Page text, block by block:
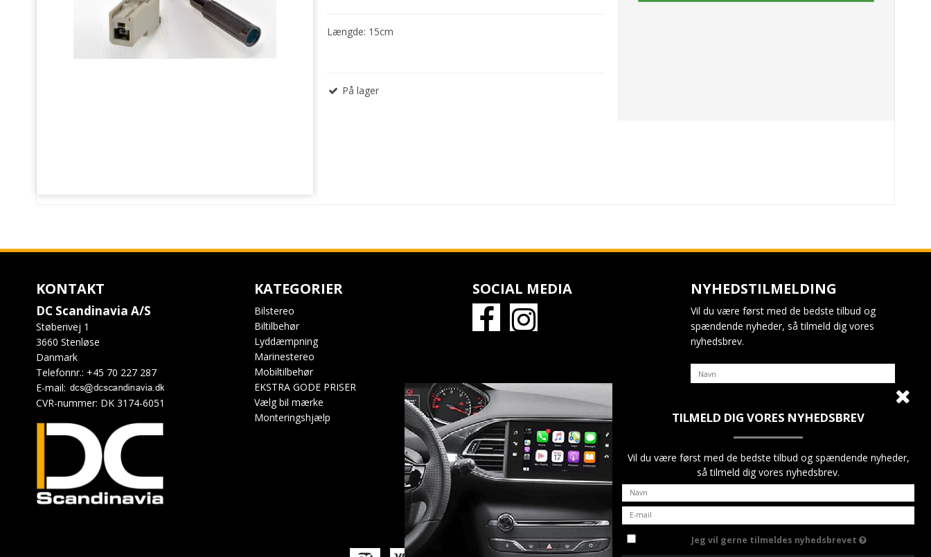
Længde: 15cm
På lager
KONTAKT
DC Scandinavia A/S
Støberivej 1
3660 Stenløse
Danmark
Telefonnr.: +45 70 227 287
E-mail:
CVR-nummer: DK 3174-6051
KATEGORIER
Bilstereo
Biltilbehør
Lyddæmpning
Marinestereo
Mobiltilbehør
EKSTRA GODE PRISER
Vælg bil mærke
Monteringshjælp
SOCIAL MEDIA NYHEDSTILMELDING
Vil du være først med de bedste tilbud og
spændende nyheder, så tilmeld dig vores
nyhedsbrev.
Jeg vil gerne tilmeldes nyhedsbrevet
GODKEND
TILMELD DIG VORES NYHEDSBREV
Vil du være først med de bedste tilbud og spændende nyheder,
så tilmeld dig vores nyhedsbrev.
Jeg vil gerne tilmeldes nyhedsbrevet